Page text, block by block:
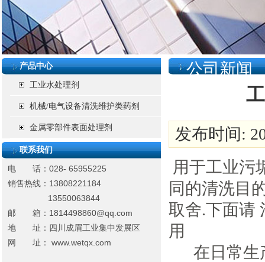
产品中心
工业水处理剂
机械/电气设备清洗维护类药剂
金属零部件表面处理剂
联系我们
电 话：028- 65955225
销售热线：13808221184
13550063844
邮 箱： 1814498860@qq.com
地 址： 四川成眉工业集中发展区
网 址： www.wetqx.com
公司新闻
发布时间:
用于工业污
同的清洗目
取舍.下面请
用
在日常生